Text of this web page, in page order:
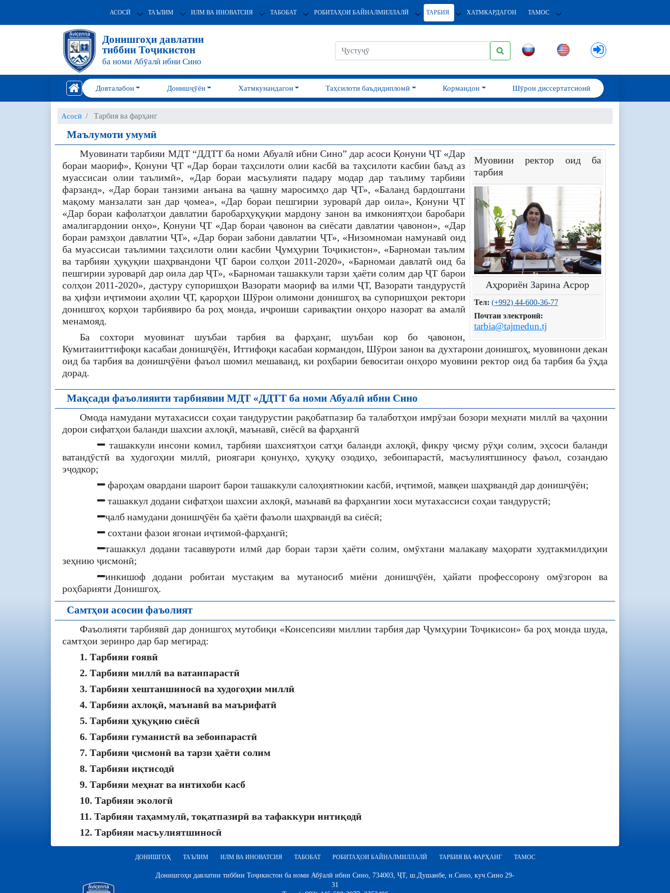
АСОСӢ ТАЪЛИМ ИЛМ ВА ИНОВАТСИЯ ТАБОБАТ РОБИТАҲОИ БАЙНАЛМИЛЛАЛӢ ТАРБИЯ ХАТМКАРДАГОН ТАМОС
Донишгоҳи давлатии
тиббии Тоҷикистон
ба номи Абӯалӣ ибни Сино
Довталабон Донишҷӯён Хатмкунандагон Таҳсилоти баъдидипломӣ Кормандон Шӯрои диссертатсионӣ
Асосӣ Тарбия ва фарҳанг
Маълумоти умумӣ
Муовини ректор оид ба
тарбия
Аҳрориён Зарина Асрор
Тел: (+992) 44-600-36-77
Почтаи электронӣ:
tarbia@tajmedun.tj
Муовинати тарбияи МДТ “ДДТТ ба номи Абуалӣ ибни Сино” дар асоси Қонуни ҶТ «Дар
бораи маориф», Қонуни ҶТ «Дар бораи таҳсилоти олии касбӣ ва таҳсилоти касбии баъд аз
муассисаи олии таълимӣ», «Дар бораи масъулияти падару модар дар таълиму тарбияи
фарзанд», «Дар бораи танзими анъана ва ҷашну маросимҳо дар ҶТ», «Баланд бардоштани
мақому манзалати зан дар ҷомеа», «Дар бораи пешгирии зуроварӣ дар оила», Қонуни ҶТ
«Дар бораи кафолатҳои давлатии баробарҳуқуқии мардону занон ва имкониятҳои баробари
амалигардонии онҳо», Қонуни ҶТ «Дар бораи ҷавонон ва сиёсати давлатии ҷавонон», «Дар
бораи рамзҳои давлатии ҶТ», «Дар бораи забони давлатии ҶТ», «Низомномаи намунавӣ оид
ба муассисаи таълимии таҳсилоти олии касбии Ҷумҳурии Тоҷикистон», «Барномаи таълим
ва тарбияи ҳуқуқии шаҳрвандони ҶТ барои солҳои 2011-2020», «Барномаи давлатӣ оид ба
пешгирии зуроварӣ дар оила дар ҶТ», «Барномаи ташаккули тарзи ҳаёти солим дар ҶТ барои
солҳои 2011-2020», дастуру супоришҳои Вазорати маориф ва илми ҶТ, Вазорати тандурустӣ
ва ҳифзи иҷтимоии аҳолии ҶТ, қарорҳои Шӯрои олимони донишгоҳ ва супоришҳои ректори
донишгоҳ корҳои тарбиявиро ба роҳ монда, иҷроиши саривақтии онҳоро назорат ва амалӣ
менамояд.
Ба сохтори муовинат шуъбаи тарбия ва фарҳанг, шуъбаи кор бо ҷавонон,
Кумитаииттифоқи касабаи донишҷӯён, Иттифоқи касабаи кормандон, Шӯрои занон ва духтарони донишгоҳ, муовинони декан
оид ба тарбия ва донишҷӯёни фаъол шомил мешаванд, ки роҳбарии бевоситаи онҳоро муовини ректор оид ба тарбия ба ӯҳда
дорад.
Мақсади фаъолияити тарбиявии МДТ «ДДТТ ба номи Абуалӣ ибни Сино
Омода намудани мутахасисси соҳаи тандурустии рақобатпазир ба талаботҳои имрӯзаи бозори меҳнати миллӣ ва ҷаҳонии
дорои сифатҳои баланди шахсии ахлоқӣ, маънавӣ, сиёсӣ ва фарҳангӣ
ташаккули инсони комил, тарбияи шахсиятҳои сатҳи баланди ахлоқӣ, фикру ҷисму рӯҳи солим, эҳсоси баланди
ватандӯстӣ ва худогоҳии миллӣ, риоягари қонунҳо, ҳуқуқу озодиҳо, зебоипарастӣ, масъулиятшиносу фаъол, созандаю
эҷодкор;
фароҳам овардани шароит барои ташаккули салоҳиятнокии касбӣ, иҷтимоӣ, мавқеи шаҳрвандӣ дар донишҷӯён;
ташаккул додани сифатҳои шахсии ахлоқӣ, маънавӣ ва фарҳангии хоси мутахассиси соҳаи тандурустӣ;
ҷалб намудани донишҷӯён ба ҳаёти фаъоли шаҳрвандӣ ва сиёсӣ;
сохтани фазои ягонаи иҷтимоӣ-фарҳангӣ;
ташаккул додани тасаввуроти илмӣ дар бораи тарзи ҳаёти солим, омӯхтани малакаву маҳорати худтакмилдиҳии
зеҳнию ҷисмонӣ;
инкишоф додани робитаи мустақим ва мутаносиб миёни донишҷӯён, ҳайати профессорону омӯзгорон ва
роҳбарияти Донишгоҳ.
Самтҳои асосии фаъолият
Фаъолияти тарбиявӣ дар донишгоҳ мутобиқи «Консепсияи миллии тарбия дар Ҷумҳурии Тоҷикисон» ба роҳ монда шуда,
самтҳои зеринро дар бар мегирад:
1. Тарбияи ғоявӣ
2. Тарбияи миллӣ ва ватанпарастӣ
3. Тарбияи хештаншиносӣ ва худогоҳии миллӣ
4. Тарбияи ахлоқӣ, маънавӣ ва маърифатӣ
5. Тарбияи ҳуқуқию сиёсӣ
6. Тарбияи гуманистӣ ва зебоипарастӣ
7. Тарбияи ҷисмонӣ ва тарзи ҳаёти солим
8. Тарбияи иқтисодӣ
9. Тарбияи меҳнат ва интихоби касб
10. Тарбияи экологӣ
11. Тарбияи таҳаммулӣ, тоқатпазирӣ ва тафаккури интиқодӣ
12. Тарбияи масъулиятшиносӣ
ДОНИШГОҲ ТАЪЛИМ ИЛМ ВА ИНОВАТСИЯ ТАБОБАТ РОБИТАҲОИ БАЙНАЛМИЛЛАЛӢ ТАРБИЯ ВА ФАРҲАНГ ТАМОС
Донишгоҳи давлатии тиббии Тоҷикистон ба номи Абӯалӣ ибни Сино, 734003, ҶТ, ш.Душанбе, н.Сино, куч.Сино 29-
31